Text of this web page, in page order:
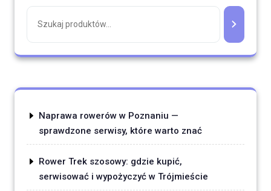
Naprawa rowerów w Poznaniu —
sprawdzone serwisy, które warto znać
Rower Trek szosowy: gdzie kupić,
serwisować i wypożyczyć w Trójmieście